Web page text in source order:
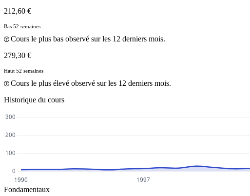
212,60 €
Bas 52 semaines
Cours le plus bas observé sur les 12 derniers mois.
279,30 €
Haut 52 semaines
Cours le plus élevé observé sur les 12 derniers mois.
Historique du cours
Fondamentaux